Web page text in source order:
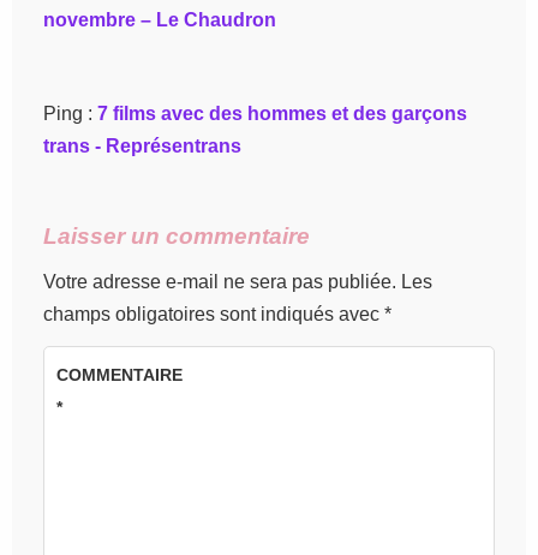
novembre – Le Chaudron
Ping : 7 films avec des hommes et des garçons
trans - Représentrans
Laisser un commentaire
Votre adresse e-mail ne sera pas publiée. Les
champs obligatoires sont indiqués avec *
COMMENTAIRE
*